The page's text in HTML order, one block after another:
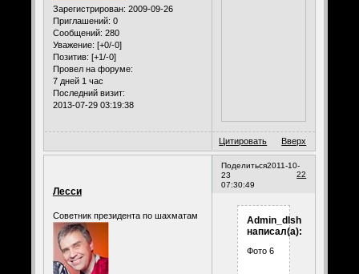
Зарегистрирован: 2009-09-26
Приглашений: 0
Сообщений: 280
Уважение: [+0/-0]
Позитив: [+1/-0]
Провел на форуме:
7 дней 1 час
Последний визит:
2013-07-29 03:19:38
Цитировать Вверх
Поделиться
22
2011-10-
23
07:30:49
Лесси
Советник президента по шахматам
Admin_dlsh
написал(а):
Фото 6